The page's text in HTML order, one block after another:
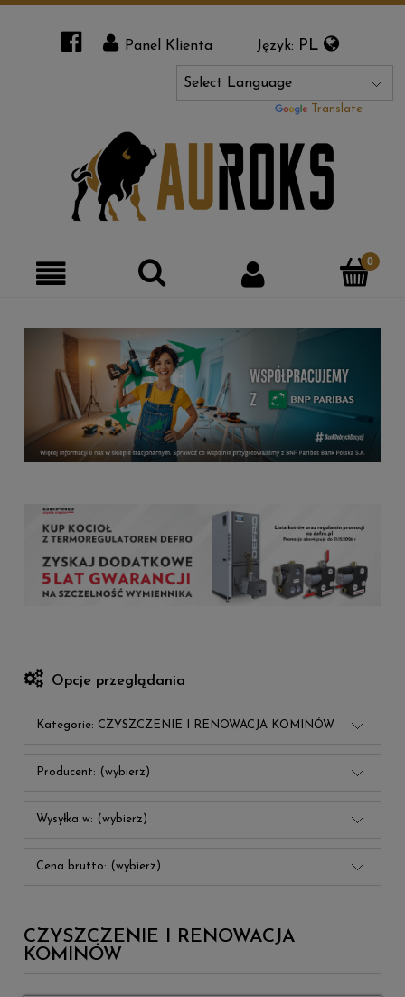
Panel Klienta Język: PL
Powered by Translate
Opcje przeglądania
Kategorie: CZYSZCZENIE I RENOWACJA KOMINÓW
Producent: (wybierz)
Wysyłka w: (wybierz)
Cena brutto: (wybierz)
CZYSZCZENIE I RENOWACJA
KOMINÓW